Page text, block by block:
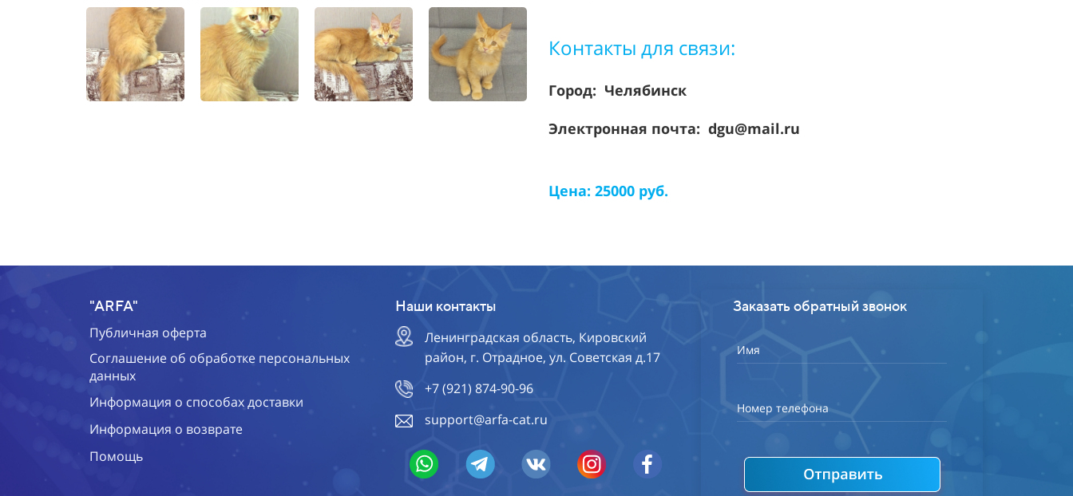
Контакты для связи:
Город: Челябинск
Электронная почта: dgu@mail.ru
Цена: 25000 руб.
"ARFA"
Публичная оферта
Соглашение об обработке персональных
данных
Информация о способах доставки
Информация о возврате
Помощь
Наши контакты
Ленинградская область, Кировский
район, г. Отрадное, ул. Советская д.17
+7 (921) 874-90-96
support@arfa-cat.ru
Заказать обратный звонок
Имя
Номер телефона